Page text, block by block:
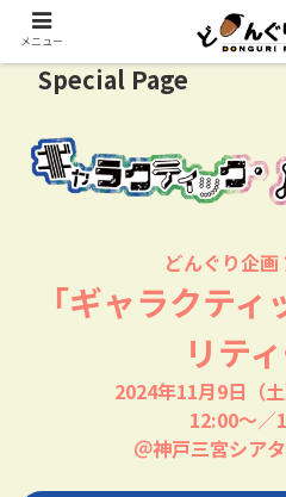
Special Page
どんぐり企
「ギャラクテ
リティ
2024年11月9日（土
12:00～／
＠神戸三宮シア
メニュー